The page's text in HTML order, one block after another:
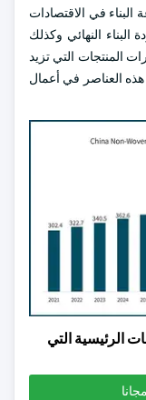
البناء في الاقتصادات
البناء النهائي وكذلك
المنتجات التي تزيد
العناصر في أعمال
الرئيسية التي